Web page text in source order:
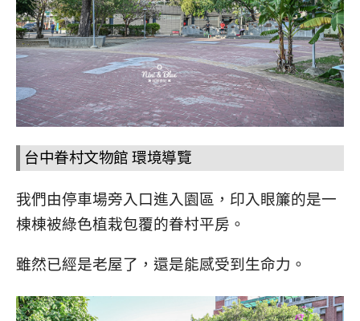
台中眷村文物館 環境導覽
我們由停車場旁入口進入園區，印入眼簾的是一
棟棟被綠色植栽包覆的眷村平房。
雖然已經是老屋了，還是能感受到生命力。